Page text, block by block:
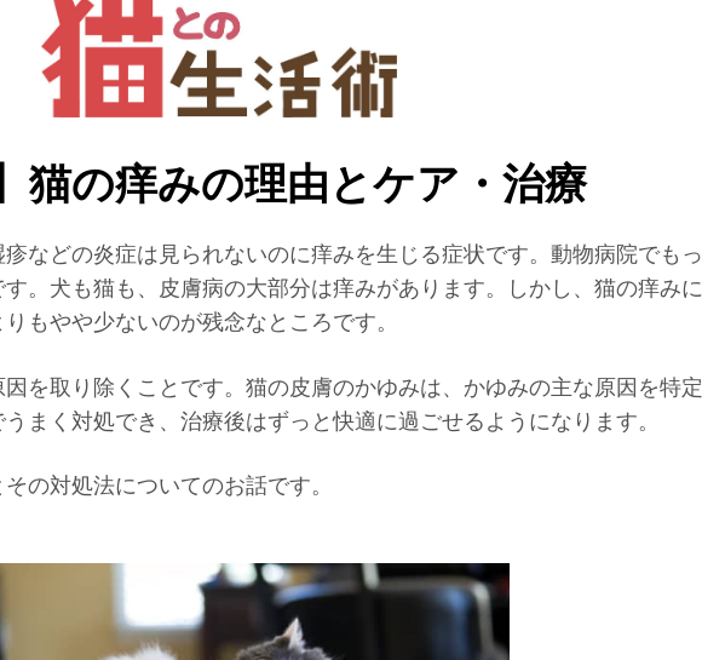
猫の痒みの理由とケア・治療
疹などの炎症は見られないのに痒みを生じる症状です。動物病院でもっ
。犬も猫も、皮膚病の大部分は痒みがあります。しかし、猫の痒みに
もやや少ないのが残念なところです。
を取り除くことです。猫の皮膚のかゆみは、かゆみの主な原因を特定
まく対処でき、治療後はずっと快適に過ごせるようになります。
の対処法についてのお話です。